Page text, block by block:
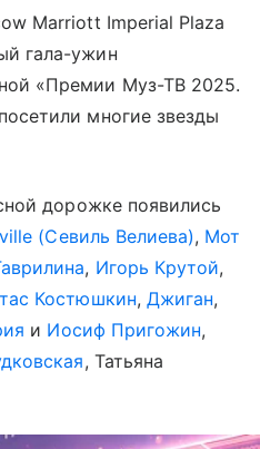
Marriott Imperial Plaza
гала-ужин
«Премии Муз-ТВ 2025.
многие звезды
дорожке появились
(Севиль Велиева), Мот
, Игорь Крутой,
Костюшкин, Джиган,
и Иосиф Пригожин,
, Татьяна